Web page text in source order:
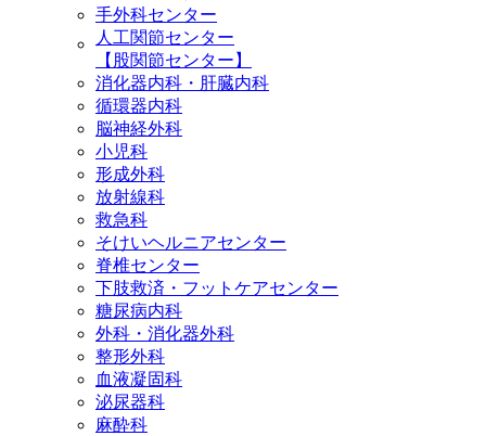
手外科センター
人工関節センター
【股関節センター】
消化器内科・肝臓内科
循環器内科
脳神経外科
小児科
形成外科
放射線科
救急科
そけいヘルニアセンター
脊椎センター
下肢救済・フットケアセンター
糖尿病内科
外科・消化器外科
整形外科
血液凝固科
泌尿器科
麻酔科